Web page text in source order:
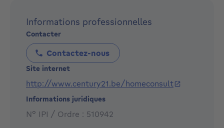
L'équipe Century 21 Home Consult
Informations professionnelles
Contacter
Contactez-nous
Site internet
http://www.century21.be/homeconsult
Informations juridiques
N° IPI / Ordre : 510942